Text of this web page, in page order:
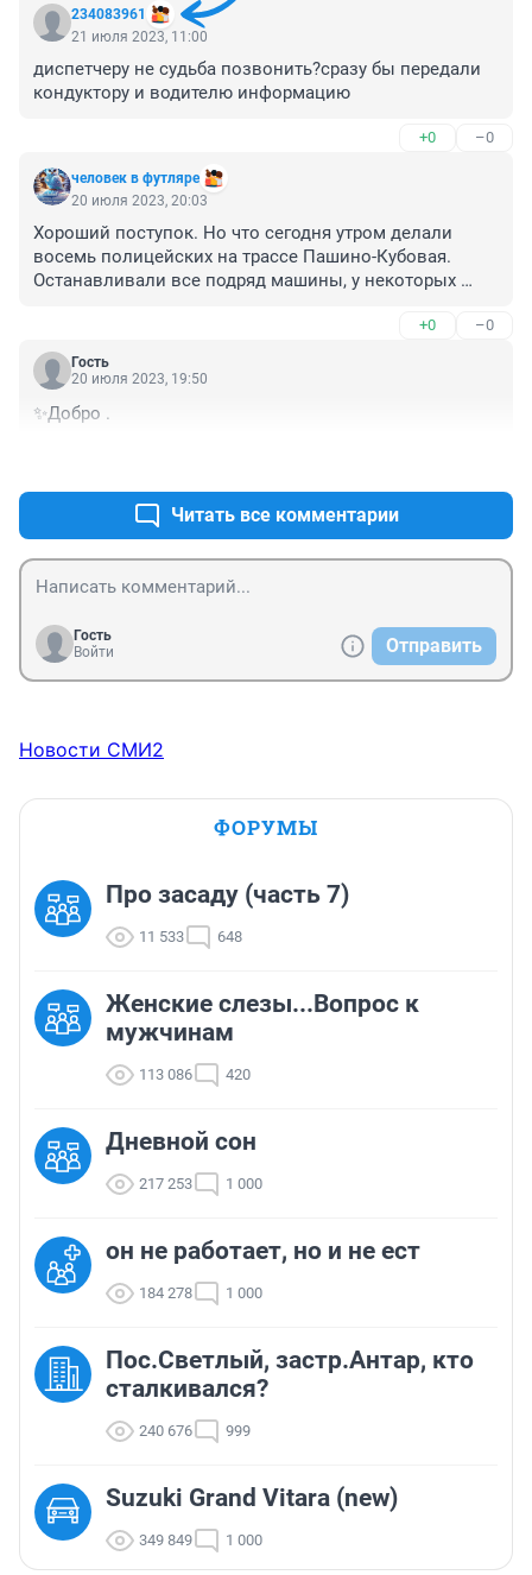
234083961
21 июля 2023, 11:00
диспетчеру не судьба позвонить?сразу бы передали
кондуктору и водителю информацию
+0 –0
человек в футляре
20 июля 2023, 20:03
Хороший поступок. Но что сегодня утром делали
восемь полицейских на трассе Пашино-Кубовая.
Останавливали все подряд машины, у некоторых
может сделает запрос, с чем связана такая облава на
водителей. Может сбежал кто с автоматом или
террористов ищут. Но на лесной дороге такое
видел ранее, хотя водитель со стажем
+0 –0
Гость
20 июля 2023, 19:50
✨Добро .
Читать все комментарии
Гость
Войти
Отправить
Новости СМИ2
ФОРУМЫ
Про засаду (часть 7)
11 533 648
Женские слезы...Вопрос к
мужчинам
113 086 420
Дневной сон
217 253 1 000
он не работает, но и не ест
184 278 1 000
Пос.Светлый, застр.Антар, кто
сталкивался?
240 676 999
Suzuki Grand Vitara (new)
349 849 1 000